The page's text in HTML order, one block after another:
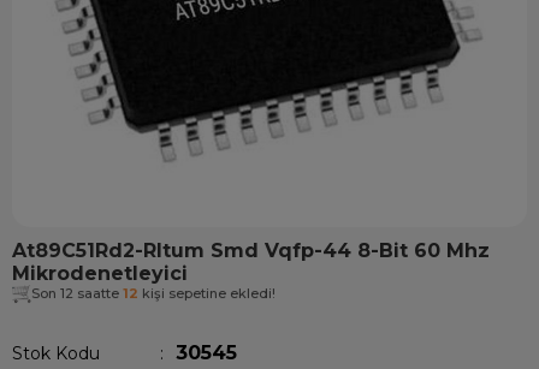
At89C51Rd2-Rltum Smd Vqfp-44 8-Bit 60 Mhz
Mikrodenetleyici
Son 12 saatte 12 kişi sepetine ekledi!
Stok Kodu 30545